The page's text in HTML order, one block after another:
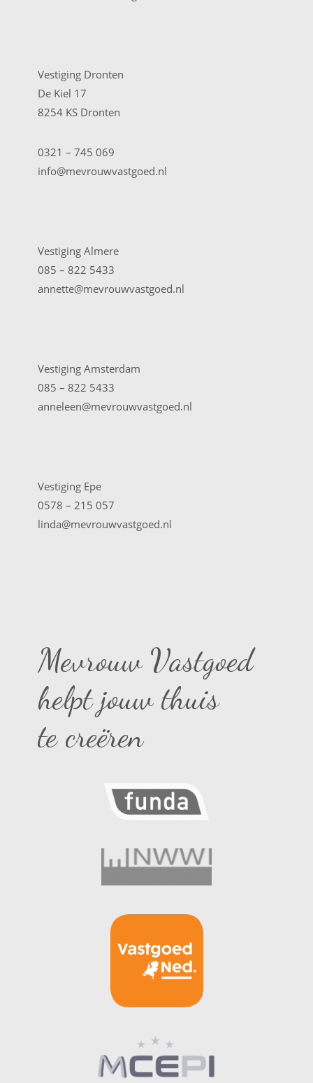
Vestiging Dronten
De Kiel 17
8254 KS Dronten
0321 – 745 069
info@mevrouwvastgoed.nl
Vestiging Almere
085 – 822 5433
annette@mevrouwvastgoed.nl
Vestiging Amsterdam
085 – 822 5433
anneleen@mevrouwvastgoed.nl
Vestiging Epe
0578 – 215 057
linda@mevrouwvastgoed.nl
Mevrouw Vastgoed
helpt jouw thuis
te creëren